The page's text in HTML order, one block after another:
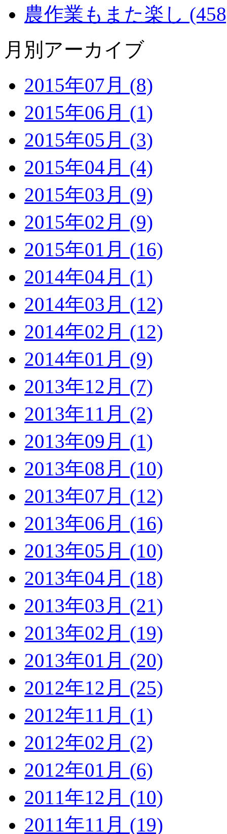
農作業もまた楽し
月別アーカイブ
2015年07月 (8)
2015年06月 (1)
2015年05月 (3)
2015年04月 (4)
2015年03月 (9)
2015年02月 (9)
2015年01月 (16)
2014年04月 (1)
2014年03月 (12)
2014年02月 (12)
2014年01月 (9)
2013年12月 (7)
2013年11月 (2)
2013年09月 (1)
2013年08月 (10)
2013年07月 (12)
2013年06月 (16)
2013年05月 (10)
2013年04月 (18)
2013年03月 (21)
2013年02月 (19)
2013年01月 (20)
2012年12月 (25)
2012年11月 (1)
2012年02月 (2)
2012年01月 (6)
2011年12月 (10)
2011年11月 (19)